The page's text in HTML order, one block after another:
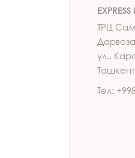
ТРЦ
ул.,
Ташкент
Тел: